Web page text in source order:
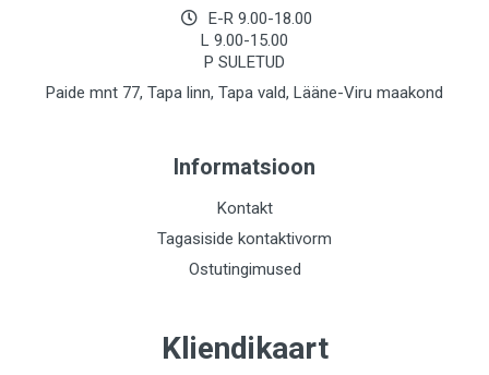
E-R 9.00-18.00
L 9.00-15.00
P SULETUD
Paide mnt 77, Tapa linn, Tapa vald, Lääne-Viru maakond
Informatsioon
Kontakt
Tagasiside kontaktivorm
Ostutingimused
Kliendikaart